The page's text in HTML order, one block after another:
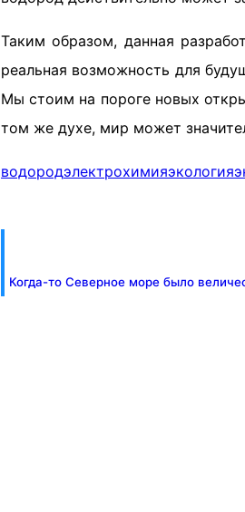
Таким образом, данная
реальная возможность для
Мы стоим на пороге новых
том же духе, мир может
водородэлектрохимияэкология
Когда-то Северное море было